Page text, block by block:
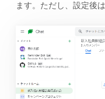
ます。ただし、設定後